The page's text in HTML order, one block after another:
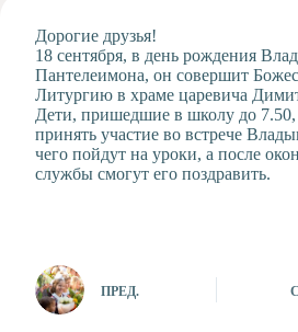
студия
Музыкальное
отделение
Психологическая
Служба
Тьюторская
Дорогие друзья!
18 сентября, в день рождения
Пантелеимона, он совершит
Литургию в храме царевича
Дети, пришедшие в школу до 7.50,
принять участие во встрече
чего пойдут на уроки, а после
службы смогут его поздравить.
ПРЕД.